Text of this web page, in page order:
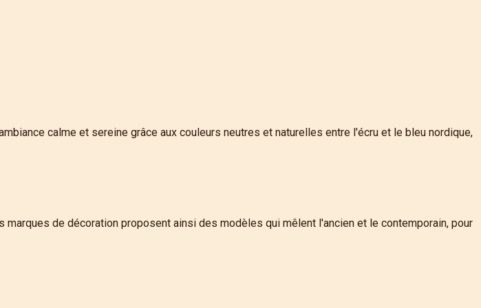
calme et sereine grâce aux couleurs neutres et naturelles entre l'écru et le bleu nordique,
de décoration proposent ainsi des modèles qui mêlent l'ancien et le contemporain, pour